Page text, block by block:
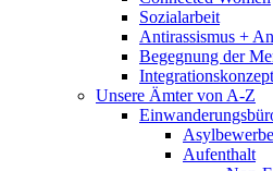
Sozialarbeit
Antirassismus +
Begegnung der
Integrationskonzept
Unsere Ämter von A-Z
Aufenthalt